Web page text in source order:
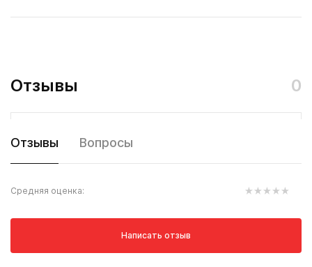
Отзывы 0
Отзывы Вопросы
Средняя оценка:
Написать отзыв